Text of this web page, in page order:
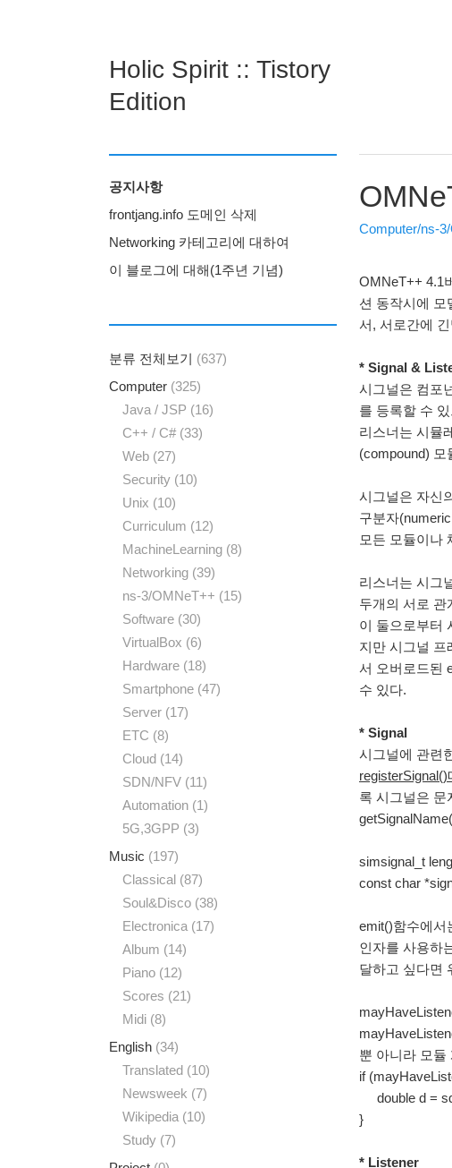
Holic Spirit :: Tistory
Edition
Computer/ns-
OMNeT++ 4.1
션 동작시에 모
서, 서로간에
* Signal &
시그널은 컴포
를 등록할 수
리스너는 시뮬
(compound)
시그널은 자신
구분자
모든 모듈이나
리스너는 시그
두개의 서로 관
이 둘으로부터
지만 시그널 프
서 오버로드된
수 있다.
* Signal
시그널에 관련
록 시그널은 문
simsignal_t
const char
emit()함수에서
인자를 사용하
달하고 싶다면
뿐 아니라 모듈
if
double d =
}
* Listener
공지사항
frontjang.info 도메인 삭제
Networking 카테고리에 대하여
이 블로그에 대해(1주년 기념)
분류 전체보기 (637)
Computer (325)
Java / JSP (16)
C++ / C# (33)
Web (27)
Security (10)
Unix (10)
Curriculum (12)
MachineLearning (8)
Networking (39)
ns-3/OMNeT++ (15)
Software (30)
VirtualBox (6)
Hardware (18)
Smartphone (47)
Server (17)
ETC (8)
Cloud (14)
SDN/NFV (11)
Automation (1)
5G,3GPP (3)
Music (197)
Classical (87)
Soul&Disco (38)
Electronica (17)
Album (14)
Piano (12)
Scores (21)
Midi (8)
English (34)
Translated (10)
Newsweek (7)
Wikipedia (10)
Study (7)